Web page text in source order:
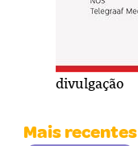
divulgação
Mais recentes